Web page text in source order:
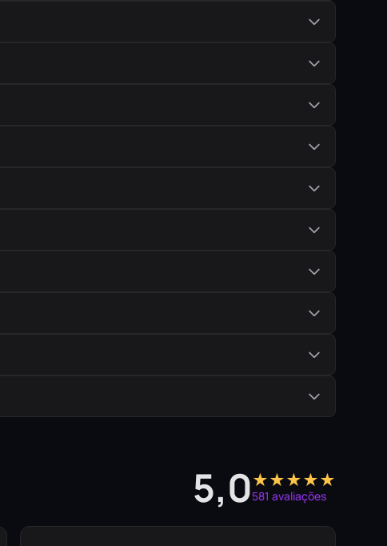
5,0★★★★★
581 avaliações